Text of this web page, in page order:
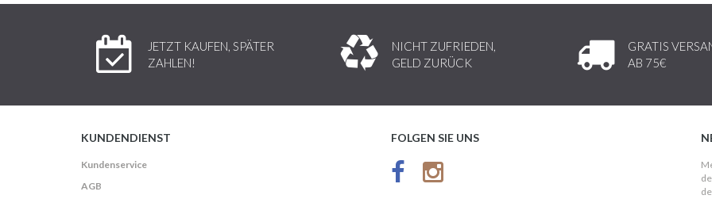
JETZT KAUFEN, SPÄTER
ZAHLEN!
NICHT ZUFRIEDEN,
GELD ZURÜCK
GRATIS
AB 75€
KUNDENDIENST
Kundenservice
AGB
FOLGEN SIE UNS